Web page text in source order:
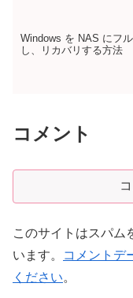
Windows を NAS にフ
し、リカバリする方法
コメント
このサイトはスパム
います。
コメントデ
ください。